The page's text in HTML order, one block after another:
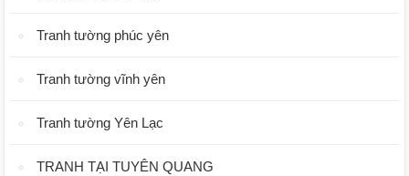
Tranh tường phúc yên
Tranh tường vĩnh yên
Tranh tường Yên Lạc
TRANH TẠI TUYÊN QUANG